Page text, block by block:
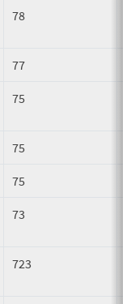
78
77
75
75
75
73
723